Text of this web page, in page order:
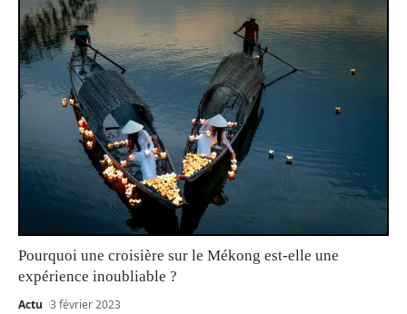
Pourquoi une croisière sur le Mékong est-elle une
expérience inoubliable ?
Actu 3 février 2023